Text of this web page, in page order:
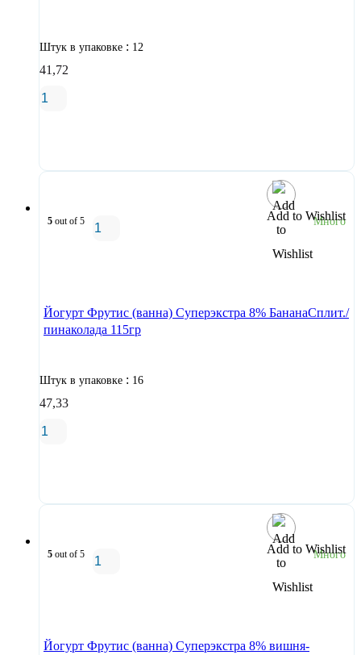
Штук в упаковке : 12
41,72
Add to Wishlist
5 out of 5 Много
Йогурт Фрутис (ванна) Суперэкстра 8% БананаСплит./
пинаколада 115гр
Штук в упаковке : 16
47,33
Add to Wishlist
5 out of 5 Много
Йогурт Фрутис (ванна) Суперэкстра 8% вишня-